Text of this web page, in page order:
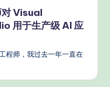
对 Visual
用于生产级 AI 应
程师，我过去一年一直在